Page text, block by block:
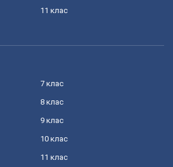
11 клас
7 клас
8 клас
9 клас
10 клас
11 клас